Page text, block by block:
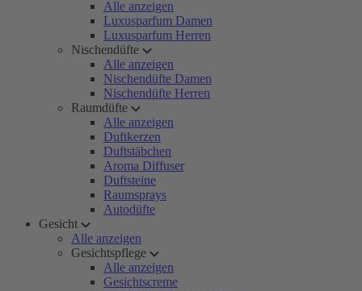
Alle anzeigen
Luxusparfum Damen
Luxusparfum Herren
Nischendüfte
Alle anzeigen
Nischendüfte Damen
Nischendüfte Herren
Raumdüfte
Alle anzeigen
Duftkerzen
Duftstäbchen
Aroma Diffuser
Duftsteine
Raumsprays
Autodüfte
Gesicht
Alle anzeigen
Gesichtspflege
Alle anzeigen
Gesichtscreme